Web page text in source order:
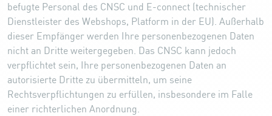
befugte Personal des CNSC und E-connect (technischer
Dienstleister des Webshops, Platform in der EU). Außerhalb
dieser Empfänger werden Ihre personenbezogenen Daten
nicht an Dritte weitergegeben. Das CNSC kann jedoch
verpflichtet sein, Ihre personenbezogenen Daten an
autorisierte Dritte zu übermitteln, um seine
Rechtsverpflichtungen zu erfüllen, insbesondere im Falle
einer richterlichen Anordnung.